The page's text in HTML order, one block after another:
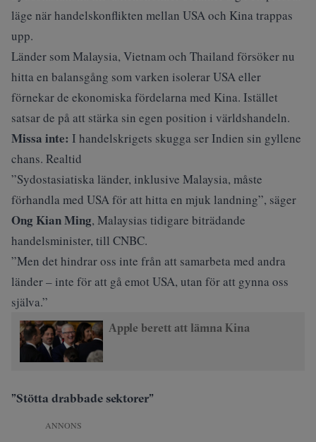
läge närhandelskonflikten mellan USA och Kina trappas
upp.
Länder som Malaysia, Vietnam och Thailand försöker nu
hitta en balansgång som varken isolerar USA eller
förnekar de ekonomiska fördelarna med Kina. Istället
satsar de på att stärka sin egen position i världshandeln.
Missa inte: I handelskrigets skugga ser Indien sin gyllene
chans. Realtid
”Sydostasiatiska länder, inklusive Malaysia, måste
förhandla med USA för att hitta en mjuk landning”, säger
Ong Kian Ming, Malaysias tidigare biträdande
handelsminister, till CNBC.
”Men det hindrar oss inte från att samarbeta med andra
länder – inte för att gå emot USA, utan för att gynna oss
själva.”
Apple berett att lämna Kina
”Stötta drabbade sektorer”
ANNONS